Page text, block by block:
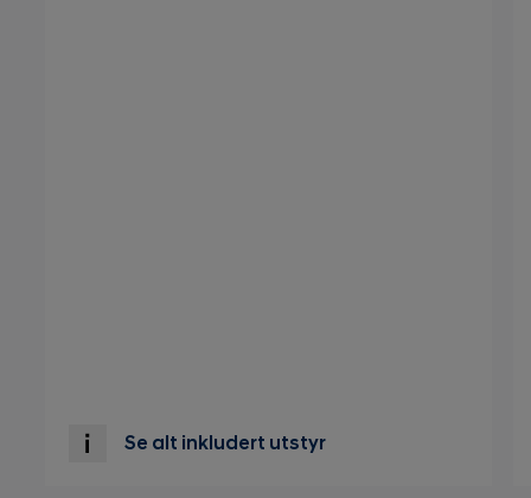
Se alt inkludert utstyr